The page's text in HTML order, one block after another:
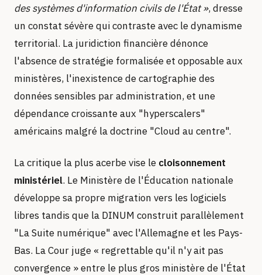
des systèmes d'information civils de l'État », dresse
un constat sévère qui contraste avec le dynamisme
territorial. La juridiction financière dénonce
l'absence de stratégie formalisée et opposable aux
ministères, l'inexistence de cartographie des
données sensibles par administration, et une
dépendance croissante aux "hyperscalers"
américains malgré la doctrine "Cloud au centre".
La critique la plus acerbe vise le cloisonnement
ministériel. Le Ministère de l'Éducation nationale
développe sa propre migration vers les logiciels
libres tandis que la DINUM construit parallèlement
"La Suite numérique" avec l'Allemagne et les Pays-
Bas. La Cour juge « regrettable qu'il n'y ait pas
convergence » entre le plus gros ministère de l'État